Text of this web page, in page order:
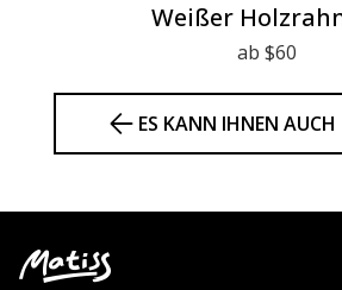
Weißer
ab $60
ES KANN IHNEN AUCH